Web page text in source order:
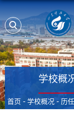
学校概
首页 - 学校概况 - 历